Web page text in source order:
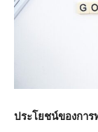
ประโยชน์ของการ